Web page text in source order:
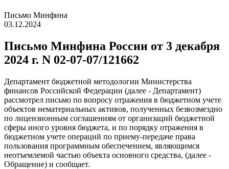
Письмо Минфина
03.12.2024
Письмо Минфина России от 3 декабря
2024 г. N 02-07-07/121662
Департамент бюджетной методологии Министерства
финансов Российской Федерации (далее - Департамент)
рассмотрел письмо по вопросу отражения в бюджетном учете
объектов нематериальных активов, полученных безвозмездно
по лицензионным соглашениям от организаций бюджетной
сферы иного уровня бюджета, и по порядку отражения в
бюджетном учете операций по приему-передаче права
пользования программным обеспечением, являющимся
неотъемлемой частью объекта основного средства, (далее -
Обращение) и сообщает.